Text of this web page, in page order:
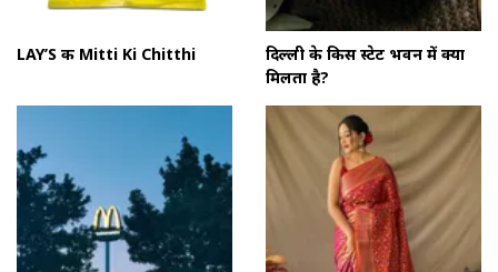
LAY’S की Mitti Ki Chitthi
दिल्ली के किस स्टेट भवन में क्या
मिलता है?